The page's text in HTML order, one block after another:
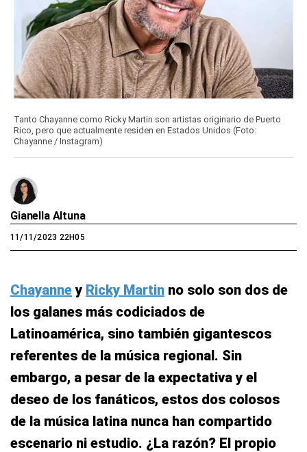
Tanto Chayanne como Ricky Martin son artistas originario de Puerto
Rico, pero que actualmente residen en Estados Unidos (Foto:
Chayanne / Instagram)
Gianella Altuna
11/11/2023 22H05
Chayanney Ricky Martin no solo son dos de
los galanes más codiciados de
Latinoamérica, sino también gigantescos
referentes de la música regional. Sin
embargo, a pesar de la expectativa y el
deseo de los fanáticos, estos dos colosos
de la música latina nunca han compartido
escenario ni estudio. ¿La razón? El propio